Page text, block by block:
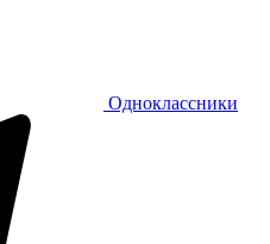
Одноклассники